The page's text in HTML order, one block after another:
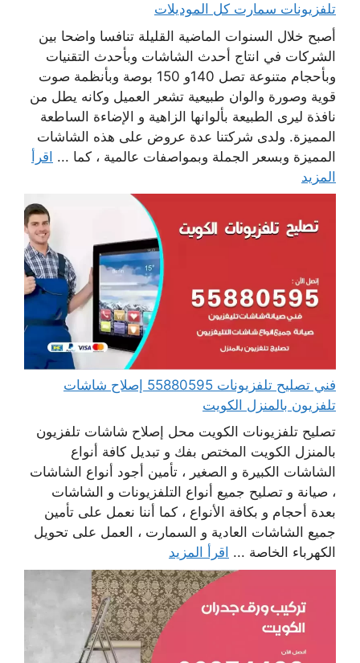
تلفزيونات سمارت كل الموديلات
أصبح خلال السنوات الماضية القليلة تنافسا واضحا بين
الشركات في انتاج أحدث الشاشات وبأحدث التقنيات
وبأحجام متنوعة تصل 140و 150 بوصة وبأنظمة صوت
قوية وصورة والوان طبيعية تشعر العميل وكانه يطل من
نافذة ليرى الطبيعة بألوانها الزاهية و الإضاءة الساطعة
المميزة. ولدى شركتنا عدة عروض على هذه الشاشات
المميزة وبسعر الجملة وبمواصفات عالمية ، كما ... اقرأ
المزيد
فني تصليح تلفزيونات 55880595 إصلاح شاشات
تلفزيون بالمنزل الكويت
تصليح تلفزيونات الكويت محل إصلاح شاشات تلفزيون
بالمنزل الكويت المختص بفك و تبديل كافة أنواع
الشاشات الكبيرة و الصغير ، تأمين أجود أنواع الشاشات
، صيانة و تصليح جميع أنواع التلفزيونات و الشاشات
بعدة أحجام و بكافة الأنواع ، كما أننا نعمل على تأمين
جميع الشاشات العادية و السمارت ، العمل على تحويل
الكهرباء الخاصة ... اقرأ المزيد